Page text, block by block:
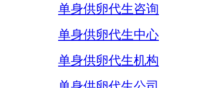
单身供卵代生咨询
单身供卵代生中心
单身供卵代生机构